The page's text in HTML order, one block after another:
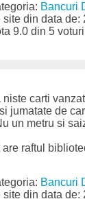
Bancuri
site din data
9.0 din 5 voturi
carti
jumatate de
un metru si
raftul
Bancuri
site din data de: